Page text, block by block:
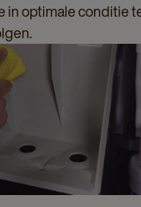
in optimale conditie